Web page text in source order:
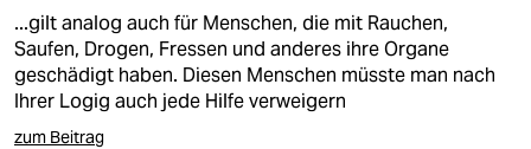
...gilt analog auch für Menschen, die mit Rauchen,
Saufen, Drogen, Fressen und anderes ihre Organe
geschädigt haben. Diesen Menschen müsste man nach
Ihrer Logig auch jede Hilfe verweigern
zum Beitrag